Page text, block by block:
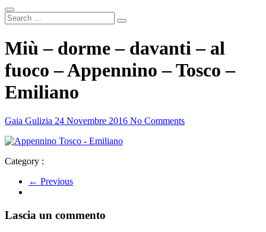
Miù – dorme – davanti – al
fuoco – Appennino – Tosco –
Emiliano
Gaia Gulizia 24 Novembre 2016 No Comments
Category :
← Previous
Lascia un commento